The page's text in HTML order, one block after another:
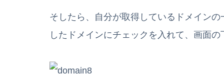
そしたら、自分が取得しているドメイン
したドメインにチェックを入れて、画面の